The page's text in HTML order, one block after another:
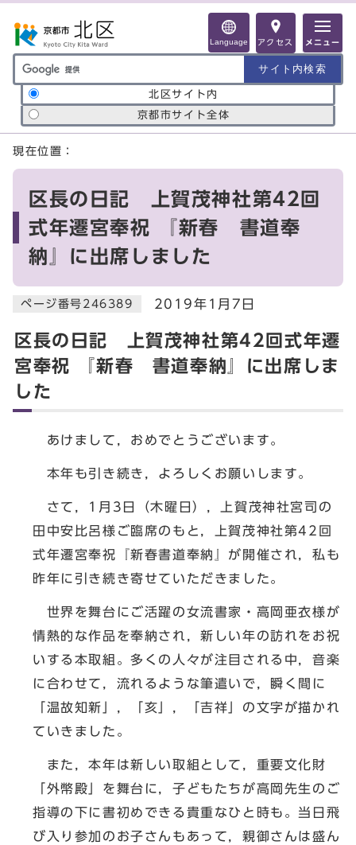
Language アクセス メニュー
サイト内検索の範囲
北区サイト内
京都市サイト全体
ここから本文です
現在位置：
区長の日記 上賀茂神社第42回
式年遷宮奉祝 『新春 書道奉
納』に出席しました
ページ番号246389 2019年1月7日
区長の日記 上賀茂神社第42回式年遷
宮奉祝 『新春 書道奉納』に出席しま
した
あけまして，おめでとうございます。
本年も引き続き，よろしくお願いします。
さて，1月3日（木曜日），上賀茂神社宮司の
田中安比呂様ご臨席のもと，上賀茂神社第42回
式年遷宮奉祝『新春書道奉納』が開催され，私も
昨年に引き続き寄せていただきました。
世界を舞台にご活躍の女流書家・高岡亜衣様が
情熱的な作品を奉納され，新しい年の訪れをお祝
いする本取組。多くの人々が注目される中，音楽
に合わせて，流れるような筆遣いで，瞬く間に
「温故知新」，「亥」，「吉祥」の文字が描かれ
ていきました。
また，本年は新しい取組として，重要文化財
「外幣殿」を舞台に，子どもたちが高岡先生のご
指導の下に書初めできる貴重なひと時も。当日飛
び入り参加のお子さんもあって，親御さんは盛ん